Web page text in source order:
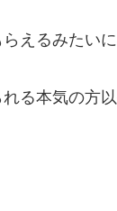
えるみたい
る本気の方